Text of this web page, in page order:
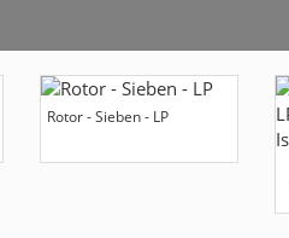
Rotor - Sieben - LP